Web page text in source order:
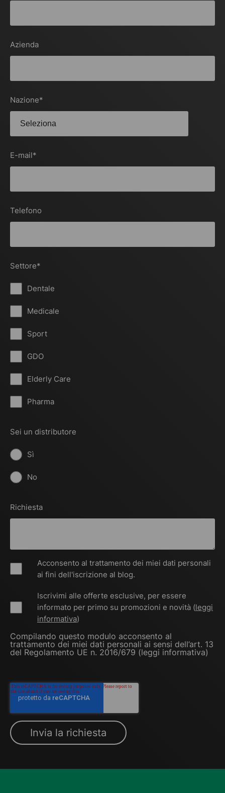
Azienda
Nazione*
E-mail*
Telefono
Settore*
Dentale
Medicale
Sport
GDO
Elderly Care
Pharma
Sei un distributore
Sì
No
Richiesta
Acconsento al trattamento dei miei dati personali
ai fini dell'iscrizione al blog.
Iscrivimi alle offerte esclusive, per essere
informato per primo su promozioni e novità (leggi
informativa)
Compilando questo modulo acconsento al
trattamento dei miei dati personali ai sensi dell’art. 13
del Regolamento UE n. 2016/679 (leggi informativa)